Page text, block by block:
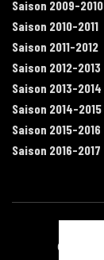
Saison 2009-2010
Saison 2010-2011
Saison 2011-2012
Saison 2012-2013
Saison 2013-2014
Saison 2014-2015
Saison 2015-2016
Saison 2016-2017
Contact